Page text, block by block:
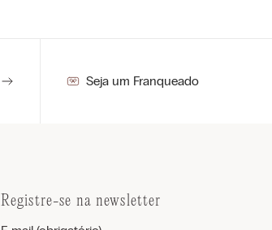
Seja um Franqueado
Registre-se na newsletter